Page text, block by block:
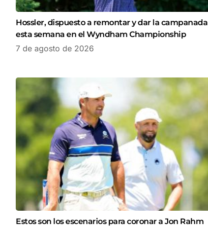
Hossler, dispuesto a remontar y dar la campanada
esta semana en el Wyndham Championship
7 de agosto de 2026
Estos son los escenarios para coronar a Jon Rahm